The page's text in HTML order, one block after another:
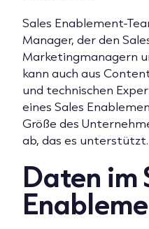
Sales Enablement-
Manager, der den
Marketingmanagern
kann auch aus
und technischen
eines Sales
Größe des
ab, das es unterstützt.
Daten im